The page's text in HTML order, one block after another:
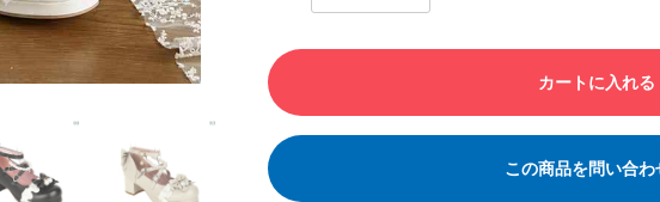
カートに入れる
この商品を問い合わ